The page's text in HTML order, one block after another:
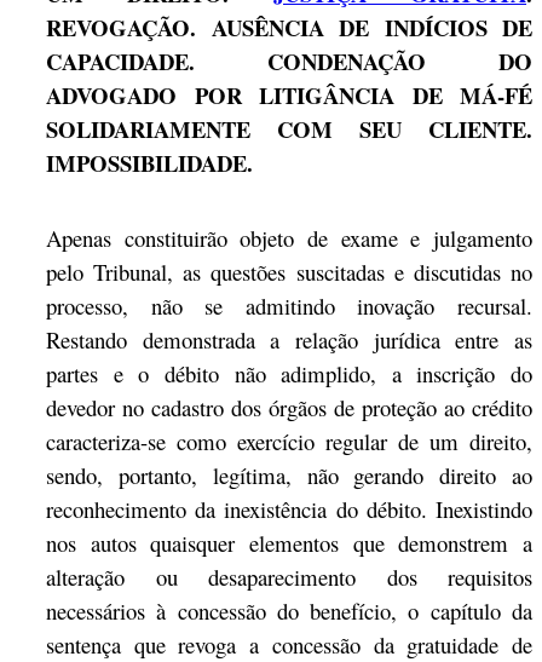
REVOGAÇÃO. AUSÊNCIA DE INDÍCIOS DE
CAPACIDADE. CONDENAÇÃO DO
ADVOGADO POR LITIGÂNCIA DE MÁ-FÉ
SOLIDARIAMENTE COM SEU CLIENTE.
IMPOSSIBILIDADE.
Apenas constituirão objeto de exame e julgamento
pelo Tribunal, as questões suscitadas e discutidas no
processo, não se admitindo inovação recursal.
Restando demonstrada a relação jurídica entre as
partes e o débito não adimplido, a inscrição do
devedor no cadastro dos órgãos de proteção ao crédito
caracteriza-se como exercício regular de um direito,
sendo, portanto, legítima, não gerando direito ao
reconhecimento da inexistência do débito. Inexistindo
nos autos quaisquer elementos que demonstrem a
alteração ou desaparecimento dos requisitos
necessários à concessão do benefício, o capítulo da
sentença que revoga a concessão da gratuidade de